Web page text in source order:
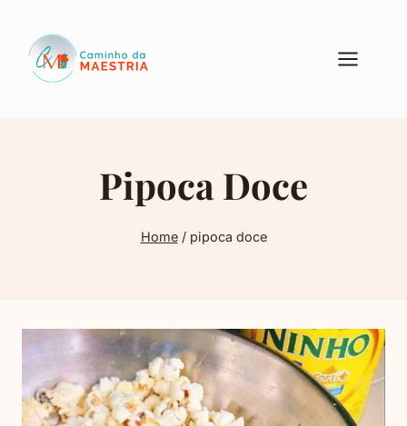
Conteúdo
Pipoca Doce
Home / pipoca doce